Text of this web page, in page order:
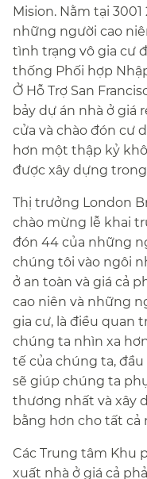
Mision. Nằm tại 3001
những người cao
tình trạng vô gia cư
thống Phối hợp
Ở Hỗ Trợ San
bảy dự án nhà ở giá
cửa và chào đón cư
hơn một thập kỷ
được xây dựng
Thị trưởng London
chào mừng lễ khai
đón 44 của những
chúng tôi vào ngôi
ở an toàn và giá cả
cao niên và những
gia cư, là điều quan
chúng ta nhìn xa
tế của chúng ta,
sẽ giúp chúng ta
thương nhất và xây
bằng hơn cho tất cả
Các Trung tâm Khu
xuất nhà ở giá cả